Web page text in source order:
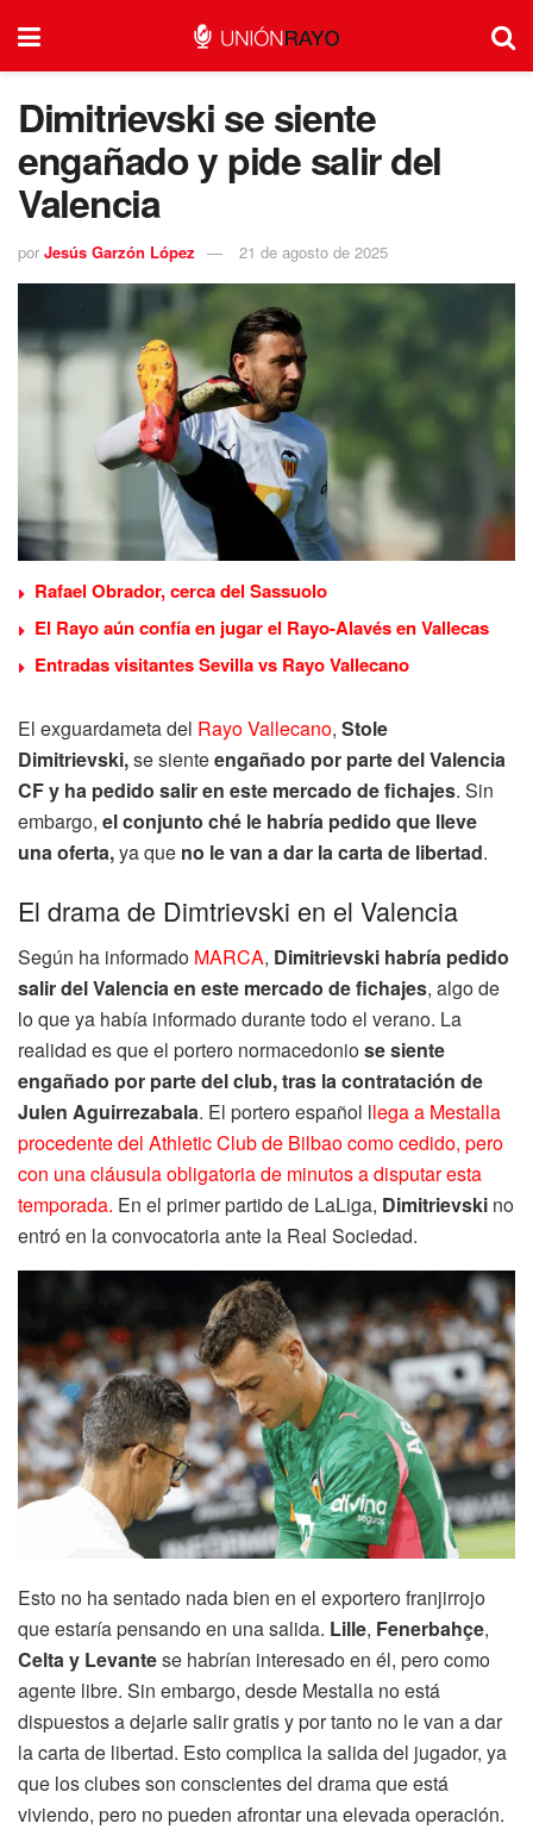
Dimitrievski se siente
engañado y pide salir del
Valencia
por Jesús Garzón López 21 de agosto de 2025
Rafael Obrador, cerca del Sassuolo
El Rayo aún confía en jugar el Rayo-Alavés en Vallecas
Entradas visitantes Sevilla vs Rayo Vallecano
El exguardameta del Rayo Vallecano, Stole
Dimitrievski,se sienteengañado por parte del Valencia
CF y ha pedido salir en este mercado de fichajes. Sin
embargo, el conjunto ché le habría pedido que lleve
una oferta,ya que no le van a dar la carta de libertad.
El drama de Dimtrievski en el Valencia
Según ha informado MARCA, Dimitrievski habría pedido
salir del Valencia en este mercado de fichajes, algo de
lo que ya había informado durante todo el verano. La
realidad es que el portero normacedoniose siente
engañado por parte del club, tras la contratación de
Julen Aguirrezabala. El portero español llega a Mestalla
procedente del Athletic Club de Bilbao como cedido, pero
con una cláusula obligatoria de minutos a disputar esta
temporada. En el primer partido de LaLiga, Dimitrievski no
entró en la convocatoria ante la Real Sociedad.
Esto no ha sentado nada bien en el exportero franjirrojo
que estaría pensando en una salida. Lille, Fenerbahçe,
Celta y Levantese habrían interesado en él, pero como
agente libre. Sin embargo, desde Mestalla no está
dispuestos a dejarle salir gratis y por tanto no le van a dar
la carta de libertad. Esto complica la salida del jugador, ya
que los clubes son conscientes del drama que está
viviendo, pero no pueden afrontar una elevada operación.